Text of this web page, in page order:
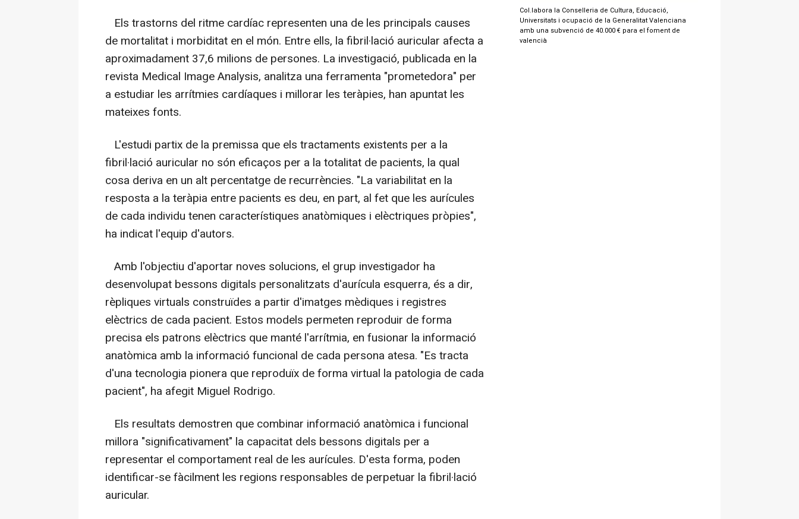
Els trastorns del ritme cardíac representen una de les principals causes
de mortalitat i morbiditat en el món. Entre ells, la fibril·lació auricular afecta a
aproximadament 37,6 milions de persones. La investigació, publicada en la
revista Medical Image Analysis, analitza una ferramenta "prometedora" per
a estudiar les arrítmies cardíaques i millorar les teràpies, han apuntat les
mateixes fonts.
L'estudi partix de la premissa que els tractaments existents per a la
fibril·lació auricular no són eficaços per a la totalitat de pacients, la qual
cosa deriva en un alt percentatge de recurrències. "La variabilitat en la
resposta a la teràpia entre pacients es deu, en part, al fet que les aurícules
de cada individu tenen característiques anatòmiques i elèctriques pròpies",
ha indicat l'equip d'autors.
Amb l'objectiu d'aportar noves solucions, el grup investigador ha
desenvolupat bessons digitals personalitzats d'aurícula esquerra, és a dir,
rèpliques virtuals construïdes a partir d'imatges mèdiques i registres
elèctrics de cada pacient. Estos models permeten reproduir de forma
precisa els patrons elèctrics que manté l'arrítmia, en fusionar la informació
anatòmica amb la informació funcional de cada persona atesa. "Es tracta
d'una tecnologia pionera que reproduïx de forma virtual la patologia de cada
pacient", ha afegit Miguel Rodrigo.
Els resultats demostren que combinar informació anatòmica i funcional
millora "significativament" la capacitat dels bessons digitals per a
representar el comportament real de les aurícules. D'esta forma, poden
identificar-se fàcilment les regions responsables de perpetuar la fibril·lació
auricular.
Col.labora la Conselleria de Cultura, Educació,
Universitats i ocupació de la Generalitat Valenciana
amb una subvenció de 40.000 € para el foment de
valencià